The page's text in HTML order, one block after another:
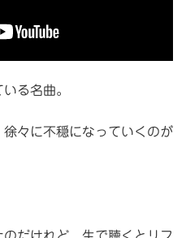
る名曲。
々に不穏になっていくのが